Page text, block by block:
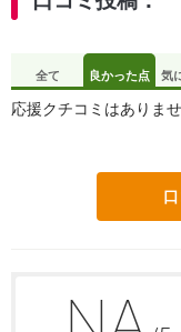
全て 良かった点 気
応援クチコミはありませ